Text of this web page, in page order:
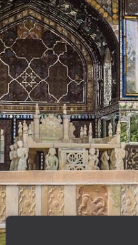
Toutes nos
Où
Jolfa Ispahan Shiraz